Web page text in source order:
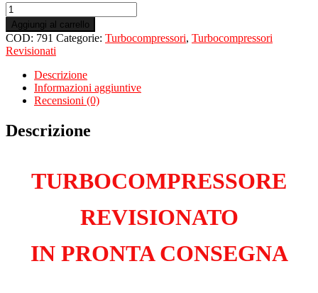
Turbo
Revisionato
per
VOLKSWAGEN
Caddy
quantità
Aggiungi al carrello
COD: 791 Categorie: Turbocompressori, Turbocompressori
Revisionati
Descrizione
Informazioni aggiuntive
Recensioni (0)
Descrizione
TURBOCOMPRESSORE
REVISIONATO
IN PRONTA CONSEGNA